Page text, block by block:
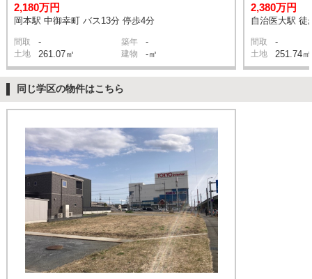
2,180万円
岡本駅 中御幸町 バス13分 停歩4分
間取 - 築年 -
土地 261.07㎡ 建物 -㎡
2,380万円
自治医大駅 徒
間取 -
土地 251.74㎡
同じ学区の物件はこちら